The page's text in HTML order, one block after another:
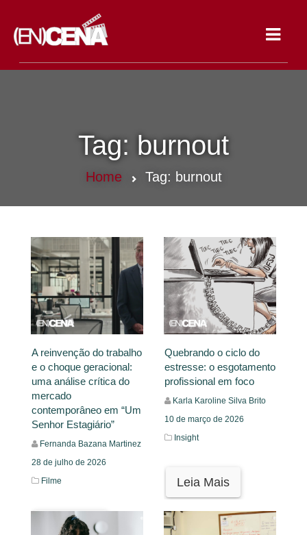
Tag: burnout
Home Tag: burnout
A reinvenção do trabalho
e o choque geracional:
uma análise crítica do
mercado
contemporâneo em “Um
Senhor Estagiário”
Fernanda Bazana Martinez
28 de julho de 2026
Filme
Leia Mais
Quebrando o ciclo do
estresse: o esgotamento
profissional em foco
Karla Karoline Silva Brito
10 de março de 2026
Insight
Leia Mais